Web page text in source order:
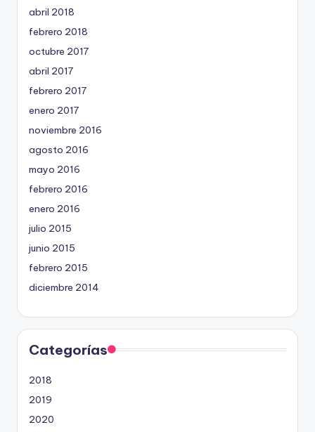
abril 2018
febrero 2018
octubre 2017
abril 2017
febrero 2017
enero 2017
noviembre 2016
agosto 2016
mayo 2016
febrero 2016
enero 2016
julio 2015
junio 2015
febrero 2015
diciembre 2014
Categorías
2018
2019
2020